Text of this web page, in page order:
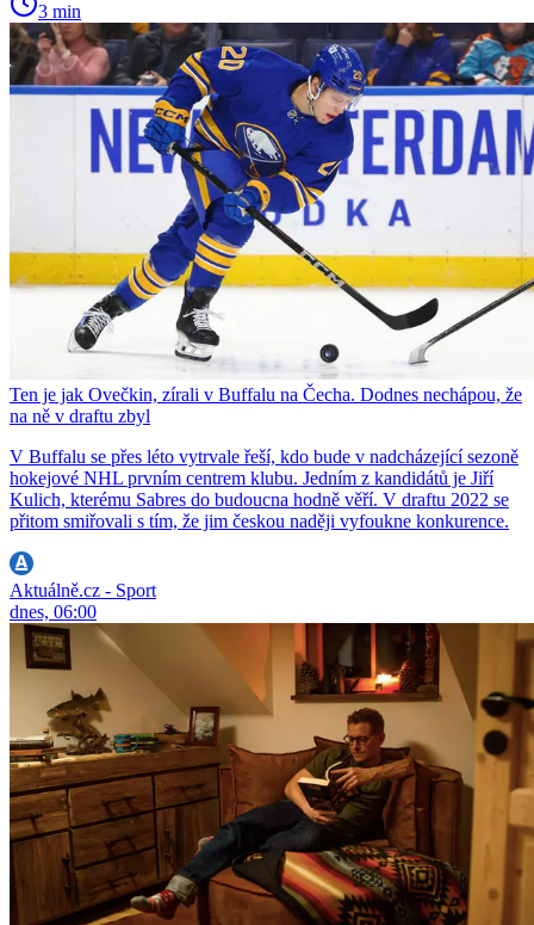
3 min
Ten je jak Ovečkin, zírali v Buffalu na Čecha. Dodnes nechápou, že
na ně v draftu zbyl
V Buffalu se přes léto vytrvale řeší, kdo bude v nadcházející sezoně
hokejové NHL prvním centrem klubu. Jedním z kandidátů je Jiří
Kulich, kterému Sabres do budoucna hodně věří. V draftu 2022 se
přitom smiřovali s tím, že jim českou naději vyfoukne konkurence.
Aktuálně.cz - Sport
dnes, 06:00